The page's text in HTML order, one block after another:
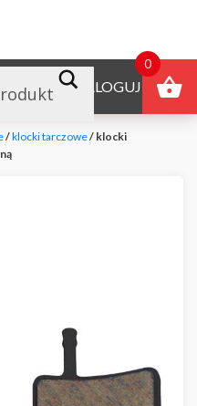
ZALOGUJ
/klocki tarczowe/ klocki
0